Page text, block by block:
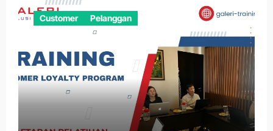
Customer Pelanggan